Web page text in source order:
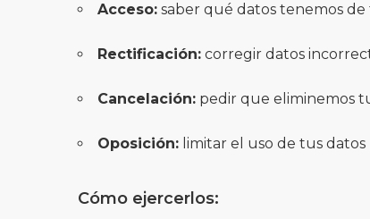
Acceso: saber qué datos tenemos de
Rectificación: corregir datos
Cancelación: pedir que eliminemos
Oposición: limitar el uso de tus datos
Cómo ejercerlos: